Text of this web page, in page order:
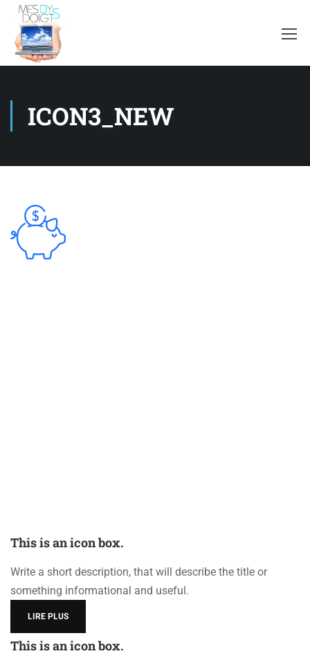
ICON3_NEW
This is an icon box.
Write a short description, that will describe the title or
something informational and useful.
LIRE PLUS
This is an icon box.